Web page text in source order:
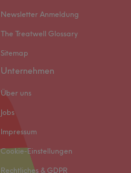
Newsletter Anmeldung
The Treatwell Glossary
Sitemap
Unternehmen
Über uns
Jobs
Impressum
Cookie-Einstellungen
Rechtliches & GDPR